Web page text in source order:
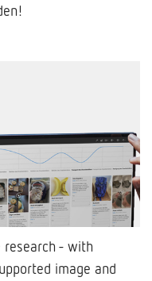
- with
image and